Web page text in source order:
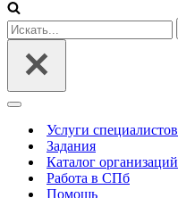
Меню
навигации
Искать...
Меню
навигацииУслуги специалистов
Задания
Каталог организаций
Работа в СПб
Помощь